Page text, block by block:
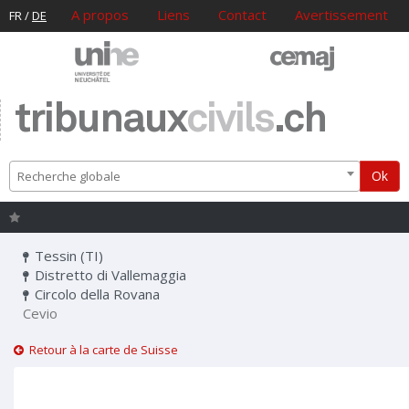
FR/DE A propos Liens Contact Avertissement
tribunauxcivils.ch
Recherche globale Ok
Tessin (TI)
Distretto di Vallemaggia
Circolo della Rovana
Cevio
Retour à la carte de Suisse